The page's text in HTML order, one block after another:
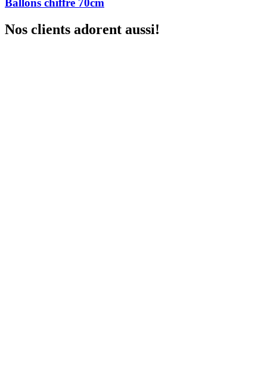
Ballons chiffre 70cm
Nos clients adorent aussi!